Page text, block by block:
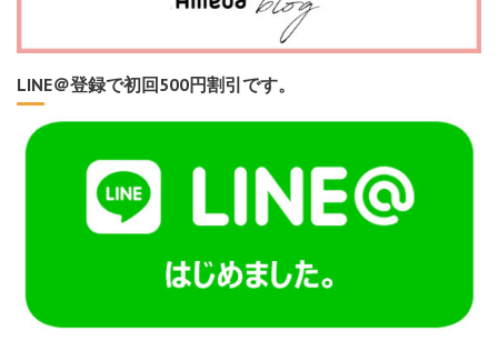
LINE＠登録で初回500円割引です。